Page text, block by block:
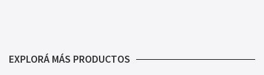
EXPLORÁ MÁS PRODUCTOS